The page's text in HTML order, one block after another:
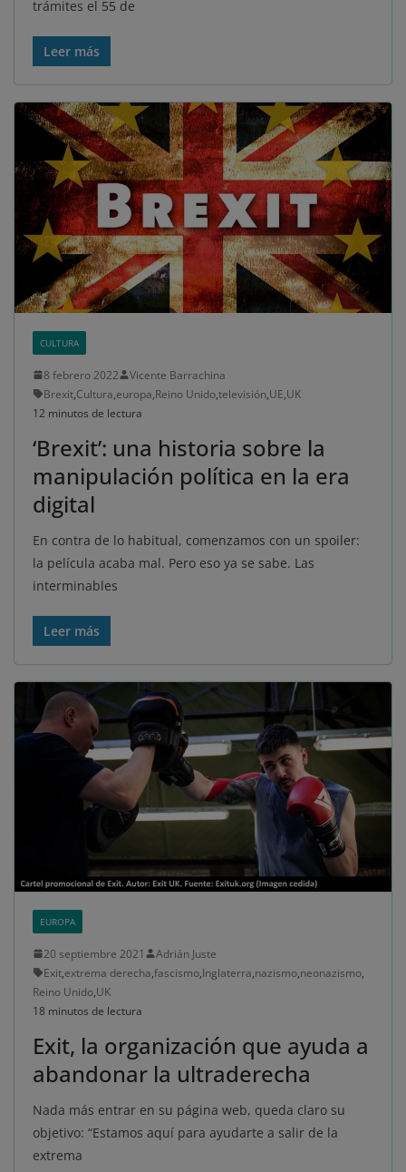
trámites el 55 de
Leer más
CULTURA
8 febrero 2022
Vicente Barrachina
Brexit,Cultura,europa,Reino Unido,televisión,UE,UK
12 minutos de lectura
‘Brexit’: una historia sobre la
manipulación política en la era
digital
En contra de lo habitual, comenzamos con un spoiler:
la película acaba mal. Pero eso ya se sabe. Las
interminables
Leer más
EUROPA
20 septiembre 2021
Adrián Juste
Exit,extrema derecha,fascismo,Inglaterra,nazismo,neonazismo,
Reino Unido,UK
18 minutos de lectura
Exit, la organización que ayuda a
abandonar la ultraderecha
Nada más entrar en su página web, queda claro su
objetivo: “Estamos aquí para ayudarte a salir de la
extrema